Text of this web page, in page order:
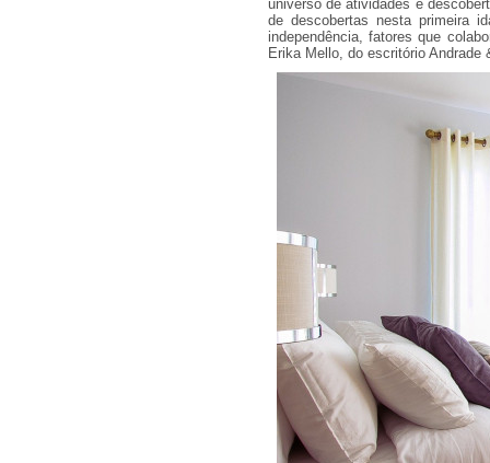
universo de atividades e
de descobertas nesta primeira
independência, fatores que
Erika Mello, do escritório Andrade